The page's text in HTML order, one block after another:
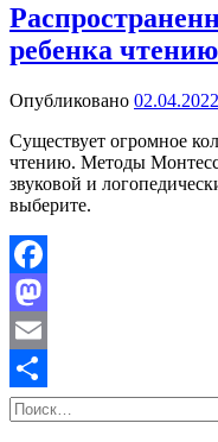
ребенка чтению
Опубликовано 02.04.2022
Существует огромное
чтению. Методы
звуковой и
выберите.
Facebook
Mastodon
Email
Отправить
Найти: